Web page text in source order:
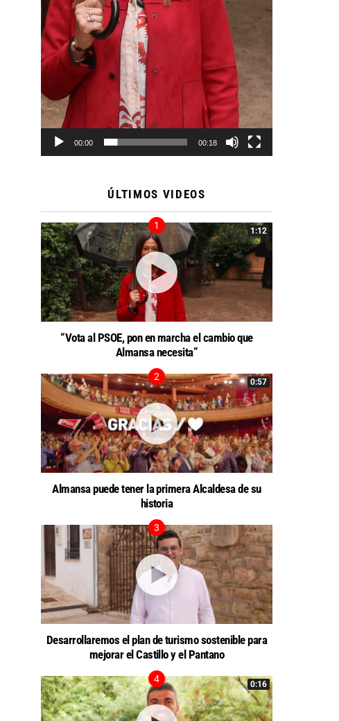
00:00 00:18
ÚLTIMOS VIDEOS
1:12
“Vota al PSOE, pon en marcha el cambio que
Almansa necesita”
0:57
Almansa puede tener la primera Alcaldesa de su
historia
Desarrollaremos el plan de turismo sostenible para
mejorar el Castillo y el Pantano
0:16